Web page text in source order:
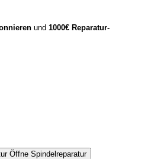
und 1000€ Reparatur-
Öffne Spindelreparatur